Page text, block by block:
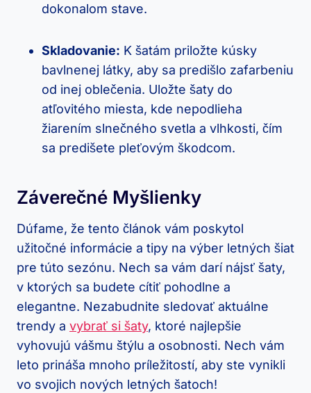
dokonalom stave.
Skladovanie: K šatám priložte kúsky
bavlnenej látky, aby sa predišlo zafarbeniu
od inej oblečenia. Uložte šaty do
atľovitého miesta, kde nepodlieha
žiarením slnečného svetla a vlhkosti, čím
sa predišete pleťovým škodcom.
Záverečné Myšlienky
Dúfame, že tento článok vám poskytol
užitočné informácie a tipy na výber letných šiat
pre túto sezónu. Nech sa vám darí nájsť šaty,
v ktorých sa budete cítiť pohodlne a
elegantne. Nezabudnite sledovať aktuálne
trendy a vybrať si šaty, ktoré najlepšie
vyhovujú vášmu štýlu a osobnosti. Nech vám
leto prináša mnoho príležitostí, aby ste vynikli
vo svojich nových letných šatoch!